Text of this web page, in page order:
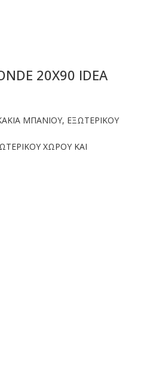
20X90 IDEA
ΜΠΑΝΙΟΥ, ΕΞΩΤΕΡΙΚΟΥ
ΧΩΡΟΥ ΚΑΙ